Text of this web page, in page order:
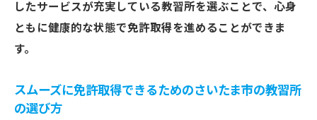
したサービスが充実している教習所を選ぶことで、心身
ともに健康的な状態で免許取得を進めることができま
す。
スムーズに免許取得できるためのさいたま市の教習所
の選び方